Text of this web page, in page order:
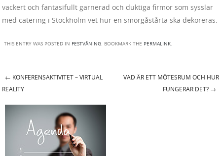
vackert och fantasifullt garnerad och duktiga firmor som sysslar
med catering i Stockholm vet hur en smörgåstårta ska dekoreras.
THIS ENTRY WAS POSTED IN FESTVÅNING. BOOKMARK THE PERMALINK.
Post navigation
← KONFERENSAKTIVITET – VIRTUAL
REALITY
VAD ÄR ETT MÖTESRUM OCH HUR
FUNGERAR DET? →